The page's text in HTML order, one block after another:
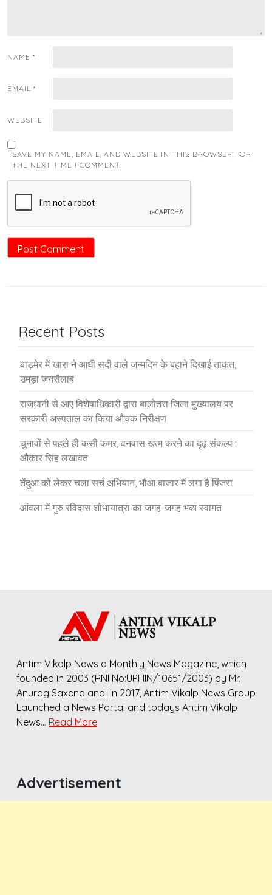
NAME *
EMAIL *
WEBSITE
SAVE MY NAME, EMAIL, AND WEBSITE IN THIS BROWSER FOR
THE NEXT TIME I COMMENT.
Recent Posts
बाड़मेर में खारा ने आधी सदी वाले जन्मदिन के बहाने दिखाई ताकत,
उमड़ा जनसैलाब
राजधानी से आए विशेषाधिकारी द्वारा बालोतरा जिला मुख्यालय पर
सरकारी अस्पताल का किया औचक निरीक्षण
चुनावों से पहले ही कसी कमर, वनवास खत्म करने का दृढ़ संकल्प :
औकार सिंह लखावत
तेंदुआ को लेकर चला सर्च अभियान, भौआ बाजार में लगा है पिंजरा
आंवला में गुरु रविदास शोभायात्रा का जगह-जगह भव्य स्वागत
Antim Vikalp News a Monthly News Magazine, which
founded in 2003 (RNI No:UPHIN/10651/2003) by Mr.
Anurag Saxena and in 2017, Antim Vikalp News Group
Launched a News Portal and todays Antim Vikalp
News… Read More
Advertisement